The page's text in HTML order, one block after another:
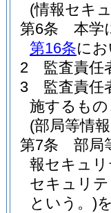
(情報セキ
第6条
本学
第16条に
2
監査責任
3
監査責任
施するも
(部局等情
第7条
部局
報セキュ
セキュリ
という。)